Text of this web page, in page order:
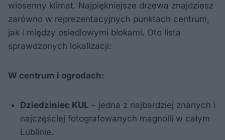
wiosenny klimat. Najpiękniejsze drzewa znajdziesz
zarówno w reprezentacyjnych punktach centrum,
jak i między osiedlowymi blokami. Oto lista
sprawdzonych lokalizacji:
W centrum i ogrodach:
Dziedziniec KUL – jedna z najbardziej znanych i
najczęściej fotografowanych magnolii w całym
Lublinie.